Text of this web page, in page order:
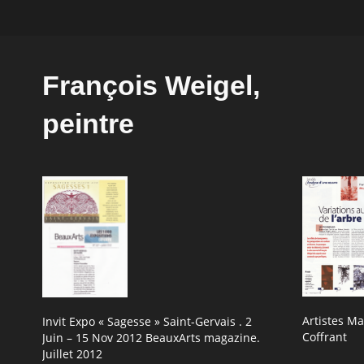
François Weigel,
peintre
Invit Expo « Sagesse » Saint-Gervais . 2
Juin – 15 Nov 2012 BeauxArts magazine.
Juillet 2012
Artistes
Coffrant